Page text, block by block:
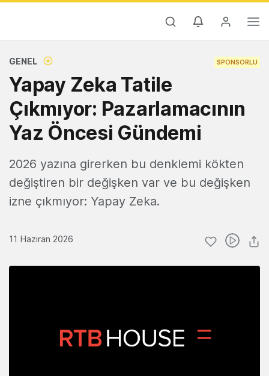
GENEL SPONSORLU
Yapay Zeka Tatile
Çıkmıyor: Pazarlamacının
Yaz Öncesi Gündemi
2026 yazına girerken bu denklemi kökten
değiştiren bir değişken var ve bu değişken
izne çıkmıyor: Yapay Zeka.
11 Haziran 2026